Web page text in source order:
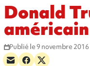
Donald
Publié le 9 novembre